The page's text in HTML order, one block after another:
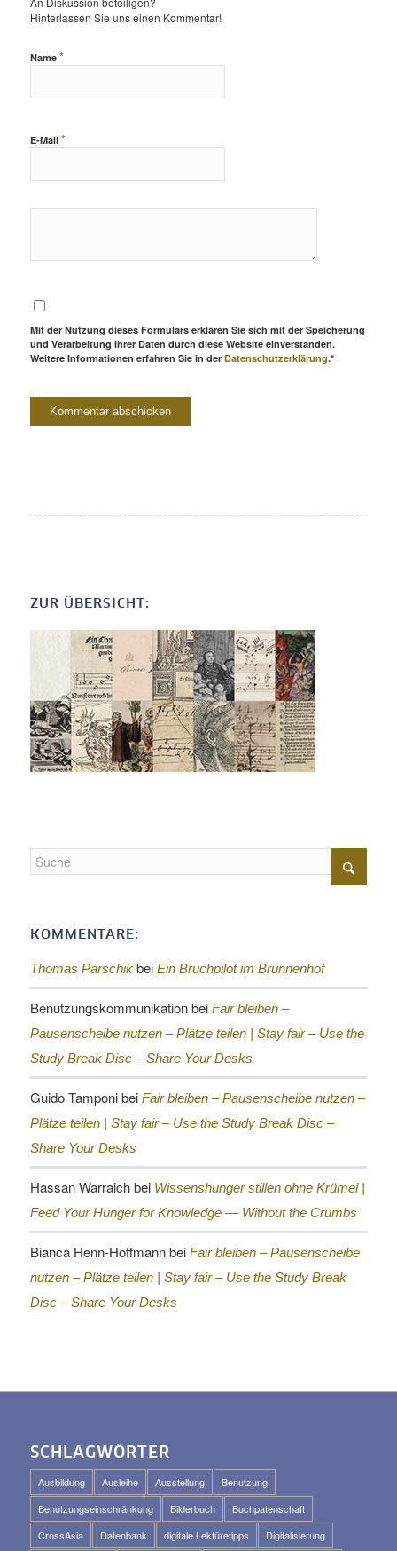
Hinterlassen Sie uns einen Kommentar!
Name *
E-Mail *
Mit der Nutzung dieses Formulars erklären Sie sich mit der Speicherung
und Verarbeitung Ihrer Daten durch diese Website einverstanden.
Weitere Informationen erfahren Sie in der Datenschutzerklärung.*
ZUR ÜBERSICHT:
KOMMENTARE:
Thomas Parschikbei Ein Bruchpilot im Brunnenhof
Benutzungskommunikationbei Fair bleiben –
Pausenscheibe nutzen – Plätze teilen | Stay fair – Use the
Study Break Disc – Share Your Desks
Guido Tamponibei Fair bleiben – Pausenscheibe nutzen –
Plätze teilen | Stay fair – Use the Study Break Disc –
Share Your Desks
Hassan Warraichbei Wissenshunger stillen ohne Krümel |
Feed Your Hunger for Knowledge — Without the Crumbs
Bianca Henn-Hoffmannbei Fair bleiben – Pausenscheibe
nutzen – Plätze teilen | Stay fair – Use the Study Break
Disc – Share Your Desks
SCHLAGWÖRTER
Ausbildung Ausleihe Ausstellung
Benutzung
Benutzungseinschränkung
Bilderbuch
Buchpatenschaft
CrossAsia
Datenbank digitale Lektüretipps
Digitalisierung